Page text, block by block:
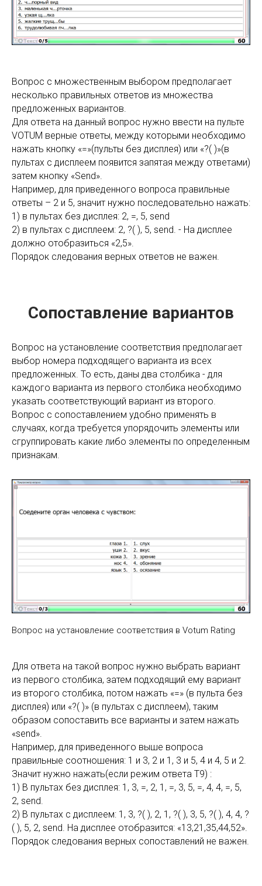
Вопрос с множественным выбором предполагает
несколько правильных ответов из множества
предложенных вариантов.
Для ответа на данный вопрос нужно ввести на пульте
VOTUM верные ответы, между которыми необходимо
нажать кнопку «=»(пульты без дисплея) или «?( )»(в
пультах с дисплеем появится запятая между ответами)
затем кнопку «Send».
Например, для приведенного вопроса правильные
ответы – 2 и 5, значит нужно последовательно нажать:
1) в пультах без дисплея: 2, =, 5, send
2) в пультах с дисплеем: 2, ?( ), 5, send. - На дисплее
должно отобразиться «2,5».
Порядок следования верных ответов не важен.
Сопоставление вариантов
Вопрос на установление соответствия предполагает
выбор номера подходящего варианта из всех
предложенных. То есть, даны два столбика - для
каждого варианта из первого столбика необходимо
указать соответствующий вариант из второго.
Вопрос с сопоставлением удобно применять в
случаях, когда требуется упорядочить элементы или
сгруппировать какие либо элементы по определенным
признакам.
Вопрос на установление соответствия в Votum Rating
Для ответа на такой вопрос нужно выбрать вариант
из первого столбика, затем подходящий ему вариант
из второго столбика, потом нажать «=» (в пульта без
дисплея) или «?( )» (в пультах с дисплеем), таким
образом сопоставить все варианты и затем нажать
«send».
Например, для приведенного выше вопроса
правильные соотношения: 1 и 3, 2 и 1, 3 и 5, 4 и 4, 5 и 2.
Значит нужно нажать(если режим ответа T9) :
1) В пультах без дисплея: 1, 3, =, 2, 1, =, 3, 5, =, 4, 4, =, 5,
2, send.
2) В пультах с дисплеем: 1, 3, ?( ), 2, 1, ?( ), 3, 5, ?( ), 4, 4, ?
( ), 5, 2, send. На дисплее отобразится: «13,21,35,44,52».
Порядок следования верных сопоставлений не важен.